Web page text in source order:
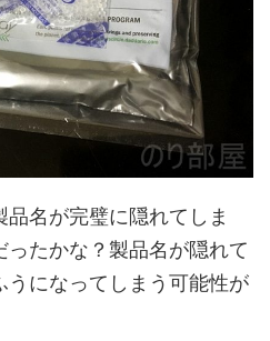
名が完璧に隠れてしま
たかな？製品名が隠れて
になってしまう可能性が